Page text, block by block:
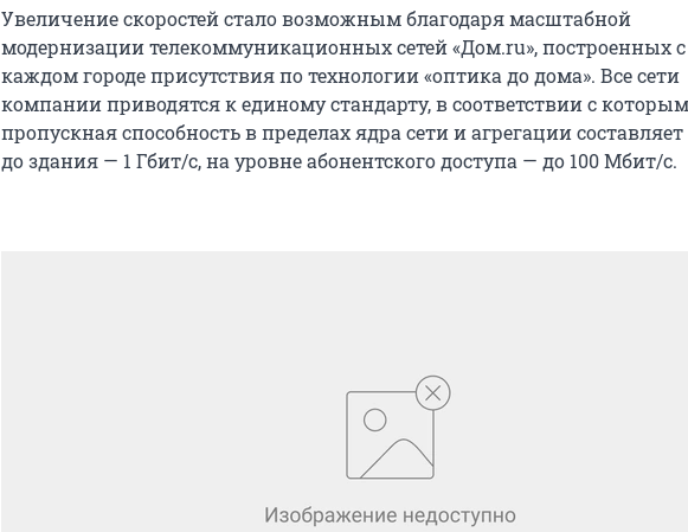
Увеличение скоростей стало возможным благодаря масштабной
модернизации телекоммуникационных сетей «Дом.ru», построенных
каждом городе присутствия по технологии «оптика до дома». Все сети
компании приводятся к единому стандарту, в соответствии с которым
пропускная способность в пределах ядра сети и агрегации составляет
до здания — 1 Гбит/с, на уровне абонентского доступа — до 100 Мбит/с.